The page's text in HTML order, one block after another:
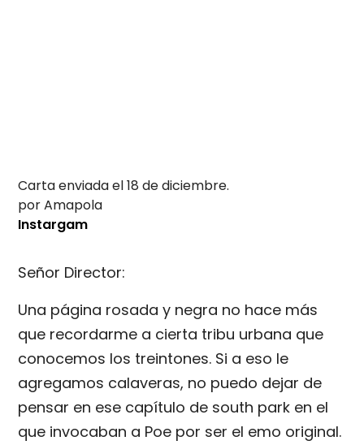
Carta enviada el 18 de diciembre.
por Amapola
Instargam
Señor Director:
Una página rosada y negra no hace más
que recordarme a cierta tribu urbana que
conocemos los treintones. Si a eso le
agregamos calaveras, no puedo dejar de
pensar en ese capítulo de south park en el
que invocaban a Poe por ser el emo original.